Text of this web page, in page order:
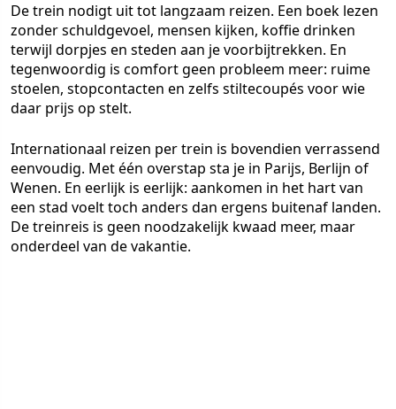
De trein nodigt uit tot langzaam reizen. Een boek lezen
zonder schuldgevoel, mensen kijken, koffie drinken
terwijl dorpjes en steden aan je voorbijtrekken. En
tegenwoordig is comfort geen probleem meer: ruime
stoelen, stopcontacten en zelfs stiltecoupés voor wie
daar prijs op stelt.
Internationaal reizen per trein is bovendien verrassend
eenvoudig. Met één overstap sta je in Parijs, Berlijn of
Wenen. En eerlijk is eerlijk: aankomen in het hart van
een stad voelt toch anders dan ergens buitenaf landen.
De treinreis is geen noodzakelijk kwaad meer, maar
onderdeel van de vakantie.